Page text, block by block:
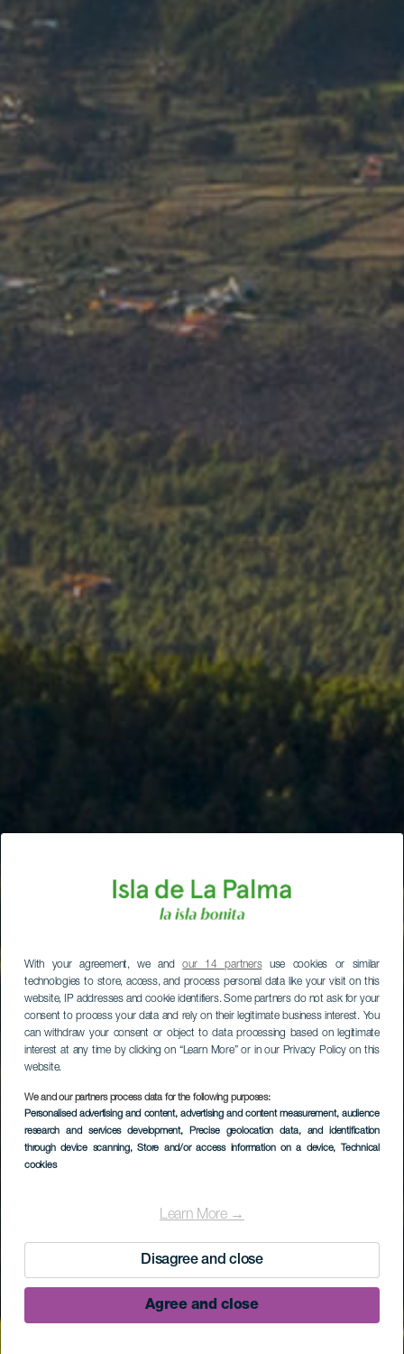
With your agreement, we andour 14 partnersuse cookies or similar
technologies to store, access, and process personal data like your visit on this
website, IP addresses and cookie identifiers. Some partners do not ask for your
consent to process your data and rely on their legitimate business interest. You
can withdraw your consent or object to data processing based on legitimate
interest at any time by clicking on “Learn More” or in our Privacy Policy on this
website.
We and our partners process data for the following purposes:
Personalised advertising and content, advertising and content measurement, audience
research and services development, Precise geolocation data, and identification
through device scanning, Store and/or access information on a device, Technical
cookies
Learn More →
Disagree and close
Agree and close